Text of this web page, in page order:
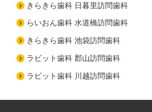
きらきら歯科 日暮里訪問歯科
らいおん歯科 水道橋訪問歯科
きらきら歯科 池袋訪問歯科
ラビット歯科 郡山訪問歯科
ラビット歯科 川越訪問歯科